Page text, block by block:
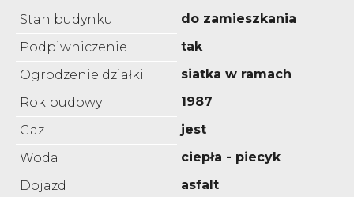
Stan budynku
do zamieszkania
Podpiwniczenie
tak
Ogrodzenie działki
siatka w ramach
Rok budowy
1987
Gaz
jest
Woda
ciepła - piecyk
Dojazd
asfalt